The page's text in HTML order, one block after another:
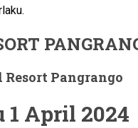
Pangrango
1 April 2024